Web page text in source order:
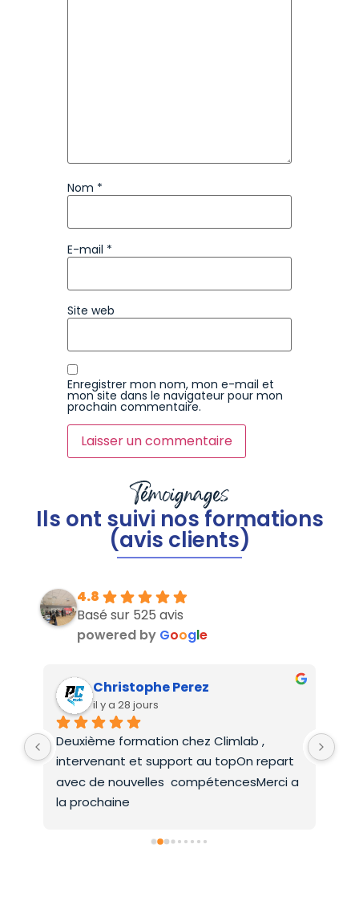
Nom *
E-mail *
Site web
Enregistrer mon nom, mon e-mail et
mon site dans le navigateur pour mon
prochain commentaire.
Témoignages
Ils ont suivi nos formations
(avis clients)
4.8
Basé sur 525 avis
powered by Google
Christophe Perez
il y a 28 jours
Deuxième formation chez Climlab ,
intervenant et support au topOn repart
avec de nouvelles  compétencesMerci a
la prochaine